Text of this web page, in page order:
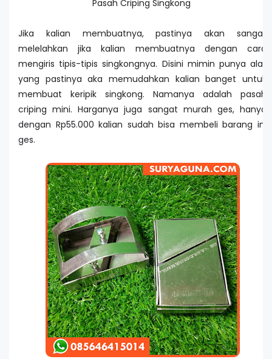
Pasah Criping Singkong
Jika kalian membuatnya, pastinya akan sangat
melelahkan jika kalian membuatnya dengan cara
mengiris tipis-tipis singkongnya. Disini mimin punya alat
yang pastinya aka memudahkan kalian banget untuk
membuat keripik singkong. Namanya adalah pasah
criping mini. Harganya juga sangat murah ges, hanya
dengan Rp55.000 kalian sudah bisa membeli barang ini
ges.